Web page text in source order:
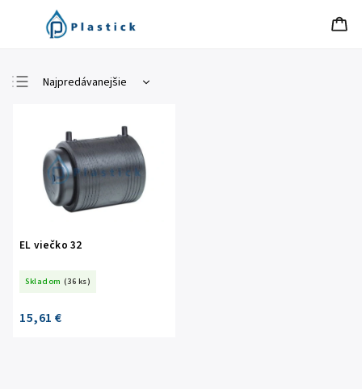
Najpredávanejšie
Najdrahšie
Abecedne
EL viečko 32
Skladom (36 ks)
15,61 €